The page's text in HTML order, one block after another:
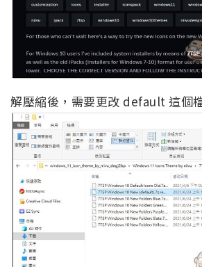
解壓縮後，需要更改 default 這個